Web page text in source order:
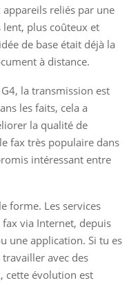
reliés par une
lent, plus coûteux et
de base était déjà la
à distance.
la transmission est
les faits, cela a
la qualité de
fax très populaire dans
intéressant entre
forme. Les services
via Internet, depuis
une application. Si tu es
avec des
cette évolution est